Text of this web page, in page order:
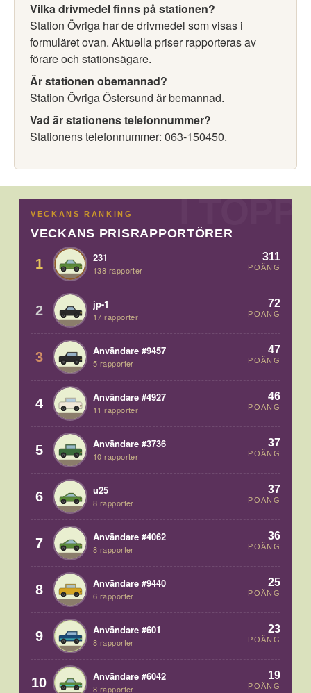
Vilka drivmedel finns på stationen?
Station Övriga har de drivmedel som visas i
formuläret ovan. Aktuella priser rapporteras av
förare och stationsägare.
Är stationen obemannad?
Station Övriga Östersund är bemannad.
Vad är stationens telefonnummer?
Stationens telefonnummer: 063-150450.
VECKANS RANKING
VECKANS PRISRAPPORTÖRER
1 231
138 rapporter
311
POÄNG
2 jp-1
17 rapporter
72
POÄNG
3 Användare #9457
5 rapporter
47
POÄNG
4 Användare #4927
11 rapporter
46
POÄNG
5 Användare #3736
10 rapporter
37
POÄNG
6 u25
8 rapporter
37
POÄNG
7 Användare #4062
8 rapporter
36
POÄNG
8 Användare #9440
6 rapporter
25
POÄNG
9 Användare #601
8 rapporter
23
POÄNG
10 Användare #6042
8 rapporter
19
POÄNG